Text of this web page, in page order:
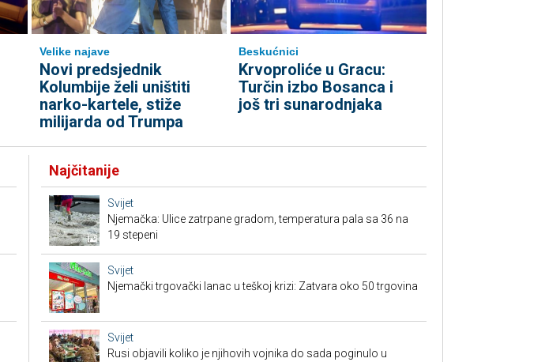
Velike najave
Novi predsjednik
Kolumbije želi uništiti
narko-kartele, stiže
milijarda od Trumpa
Beskućnici
Krvoproliće u Gracu:
Turčin izbo Bosanca i
još tri sunarodnjaka
Najčitanije
Svijet
Njemačka: Ulice zatrpane gradom, temperatura pala sa 36 na
19 stepeni
Svijet
Njemački trgovački lanac u teškoj krizi: Zatvara oko 50 trgovina
Svijet
Rusi objavili koliko je njihovih vojnika do sada poginulo u